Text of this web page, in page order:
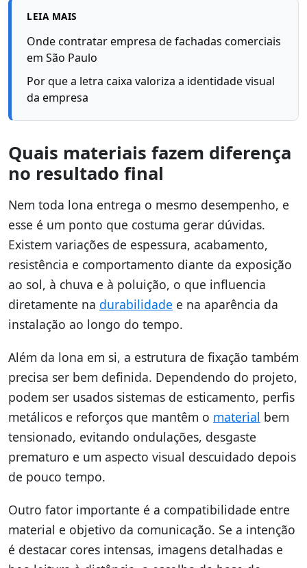
LEIA MAIS
Onde contratar empresa de fachadas comerciais
em São Paulo
Por que a letra caixa valoriza a identidade visual
da empresa
Quais materiais fazem diferença
no resultado final
Nem toda lona entrega o mesmo desempenho, e
esse é um ponto que costuma gerar dúvidas.
Existem variações de espessura, acabamento,
resistência e comportamento diante da exposição
ao sol, à chuva e à poluição, o que influencia
diretamente na durabilidade e na aparência da
instalação ao longo do tempo.
Além da lona em si, a estrutura de fixação também
precisa ser bem definida. Dependendo do projeto,
podem ser usados sistemas de esticamento, perfis
metálicos e reforços que mantêm o material bem
tensionado, evitando ondulações, desgaste
prematuro e um aspecto visual descuidado depois
de pouco tempo.
Outro fator importante é a compatibilidade entre
material e objetivo da comunicação. Se a intenção
é destacar cores intensas, imagens detalhadas e